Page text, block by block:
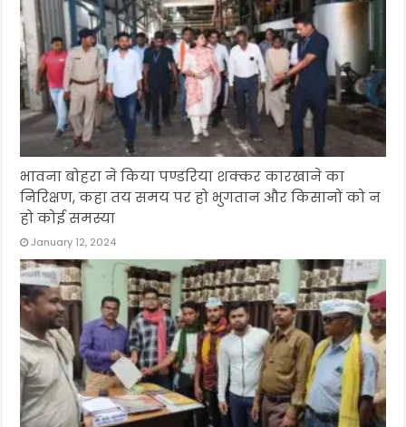
भावना बोहरा ने किया पण्डरिया शक्कर कारखाने का
निरिक्षण, कहा तय समय पर हो भुगतान और किसानों को न
हो कोई समस्या
January 12, 2024